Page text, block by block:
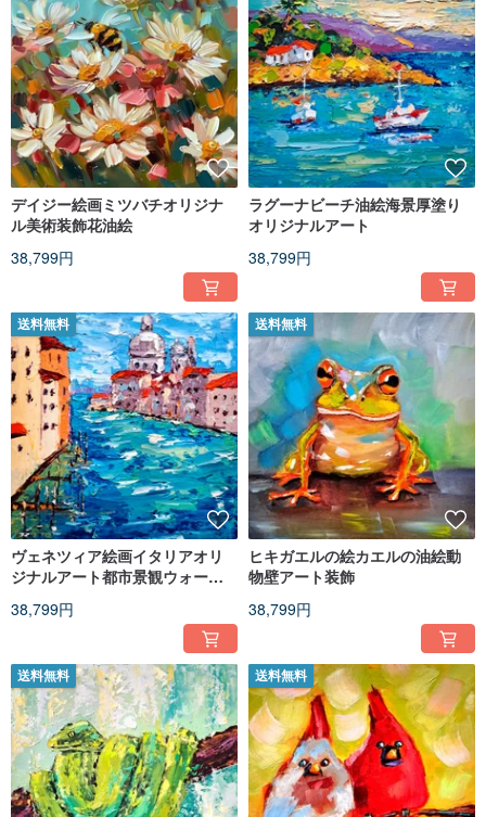
デイジー絵画ミツバチオリジナ
ル美術装飾花油絵
38,799円
ラグーナビーチ油絵海景厚塗り
オリジナルアート
38,799円
送料無料
ヴェネツィア絵画イタリアオリ
ジナルアート都市景観ウォール
38,799円
送料無料
ヒキガエルの絵カエルの油絵動
物壁アート装飾
38,799円
送料無料 送料無料